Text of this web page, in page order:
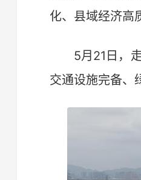
化、县域经济高
5月21日，走
交通设施完备、